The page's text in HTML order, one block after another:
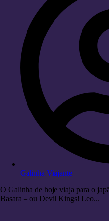
Galinha Viajante
O Galinha de hoje viaja para o
Basara – ou Devil Kings! Leo...